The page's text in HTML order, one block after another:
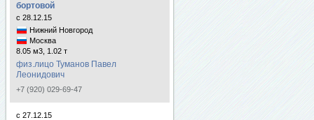
бортовой
с 28.12.15
Нижний Новгород
Москва
8.05 м3, 1.02 т
физ.лицо Туманов Павел
Леонидович
+7 (920) 029-69-47
с 27.12.15